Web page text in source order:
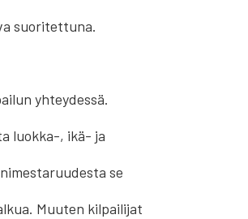
suoritettuna.
yhteydessä.
luokka-, ikä- ja
se
Muuten kilpailijat